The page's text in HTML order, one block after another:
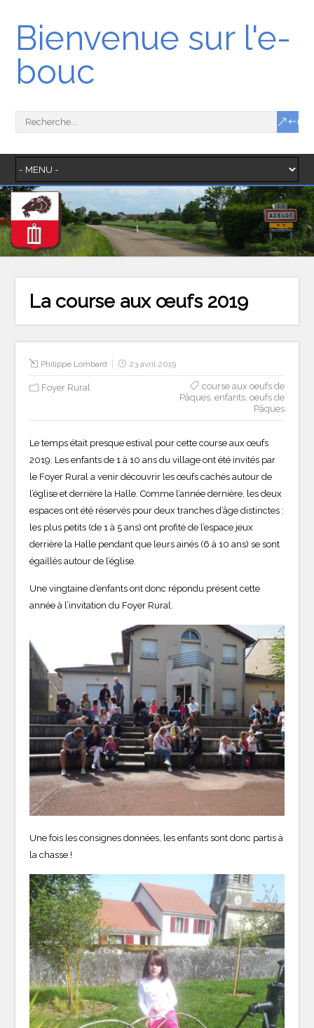
Bienvenue sur l'e-
bouc
La course aux œufs 2019
Philippe Lombard 23 avril 2019
Foyer Rural
course aux oeufs de
Pâques, enfants, oeufs de
Pâques
Le temps était presque estival pour cette course aux œufs
2019. Les enfants de 1 à 10 ans du village ont été invités par
le Foyer Rural a venir découvrir les œufs cachés autour de
l’église et derrière la Halle. Comme l’année dernière, les deux
espaces ont été réservés pour deux tranches d’âge distinctes :
les plus petits (de 1 à 5 ans) ont profité de l’espace jeux
derrière la Halle pendant que leurs ainés (6 à 10 ans) se sont
égaillés autour de l’église.
Une vingtaine d’enfants ont donc répondu présent cette
année à l’invitation du Foyer Rural.
Une fois les consignes données, les enfants sont donc partis à
la chasse !